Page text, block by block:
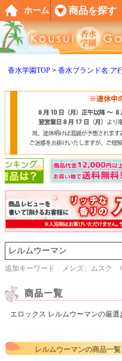
香水学園TOP 香水ブランド名 ア
追加キーワード メンズ、ムスク
エロックス レルムウーマンの厳
レルムウーマンの商品一覧
ホーム 商品を探す